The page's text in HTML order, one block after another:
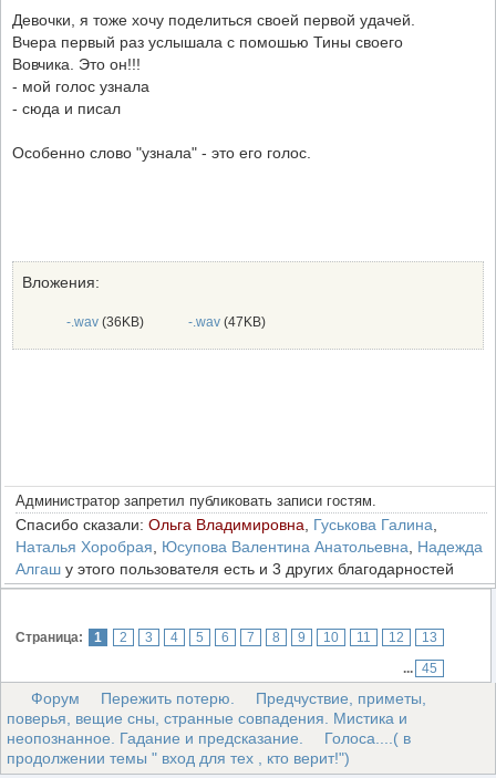
Девочки, я тоже хочу поделиться своей первой удачей.
Вчера первый раз услышала с помошью Тины своего
Вовчика. Это он!!!
- мой голос узнала
- сюда и писал
Особенно слово "узнала" - это его голос.
Вложения:
-.wav (36KB) -.wav (47KB)
Администратор запретил публиковать записи гостям.
Спасибо сказали: Ольга Владимировна Гуськова Галина
Наталья Хоробрая
Юсупова Валентина Анатольевна
Надежда
Алгаш у этого пользователя есть и 3 других благодарностей
Страница: 1 2 3 4 5 6 7 8 9 10 11 12
13
...
45
Форум Пережить потерю.
Предчуствие, приметы,
поверья, вещие сны, странные совпадения. Мистика и
неопознанное. Гадание и предсказание.
Голоса....( в
продолжении темы " вход для тех , кто верит!")